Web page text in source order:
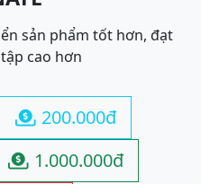
sản phẩm tốt hơn, đạt
cao hơn
 200.000đ
 1.000.000đ